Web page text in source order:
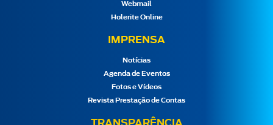
Webmail
Holerite Online
IMPRENSA
Notícias
Agenda de Eventos
Fotos e Vídeos
Revista Prestação de Contas